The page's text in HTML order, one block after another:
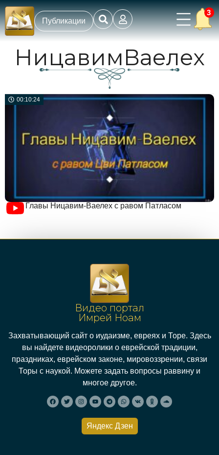
Публикации
3
НицавимВаелех
00:10:24
Главы Ницавим-Ваелех с равом Патласом
Видео портал
Имрей Ноам
Захватывающий сайт о иудаизме, евреях и Торе. Здесь
вы найдете видеоролики о еврейской традиции,
праздниках, еврейском законе, мировоззрении, связи
Торы с наукой. Можете задать вопросы раввину и
многое другое.
Яндекс Дзен